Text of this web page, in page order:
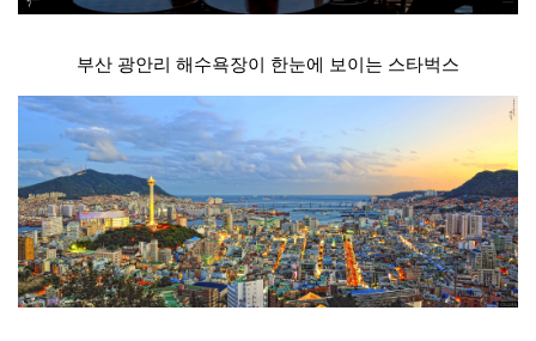
부산 광안리 해수욕장이 한눈에 보이는 스타벅스